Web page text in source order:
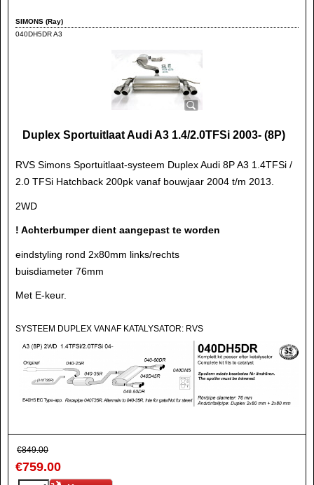
SIMONS (Ray)
040DH5DR A3
Duplex Sportuitlaat Audi A3 1.4/2.0TFSi 2003- (8P)
RVS Simons Sportuitlaat-systeem Duplex Audi 8P A3 1.4TFSi /
2.0 TFSi Hatchback 200pk vanaf bouwjaar 2004 t/m 2013.
2WD
! Achterbumper dient aangepast te worden
eindstyling rond 2x80mm links/rechts
buisdiameter 76mm
Met E-keur.
SYSTEEM DUPLEX VANAF KATALYSATOR: RVS
€849.00
€759.00